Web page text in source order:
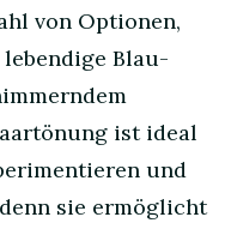
von Optionen,
Blau-
ist ideal
und
sie ermöglicht